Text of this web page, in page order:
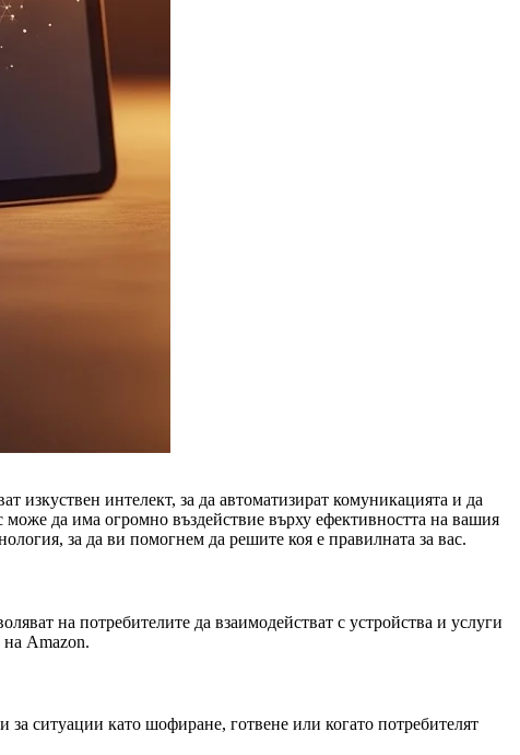
изкуствен интелект, за да автоматизират комуникацията и да
да има огромно въздействие върху ефективността на вашия
за да ви помогнем да решите коя е правилната за вас.
на потребителите да взаимодействат с устройства и услуги
на Amazon.
ситуации като шофиране, готвене или когато потребителят